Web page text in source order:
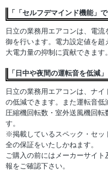
「「セルフデマインド機能」
日立の業務用エアコンは、電
御を行います。電力設定値を
大電力量の抑制に貢献できます。
「日中や夜間の運転音を低減」
日立の業務用エアコンは、ナ
の低減できます。また運転音低
圧縮機回転数・室外送風機回
す。
※掲載しているスペック・セッ
全の保証をいたしかねます。
ご購入の前にはメーカーサイ
報をご確認下さい。